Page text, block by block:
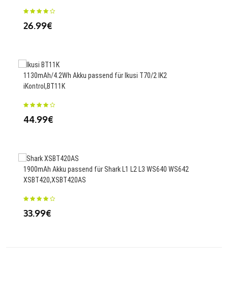
26.99€
1130mAh/4.2Wh Akku passend für Ikusi T70/2 IK2
iKontrol,BT11K
44.99€
1900mAh Akku passend für Shark L1 L2 L3 WS640 WS642
XSBT420,XSBT420AS
33.99€